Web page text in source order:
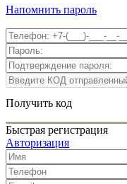
Напомнить пароль
Получить код
Быстрая регистрация
Авторизация